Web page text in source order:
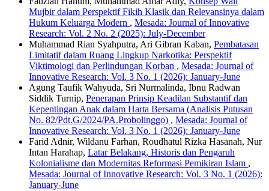
Mujbir dalam Perspektif Fikih Klasik dan Relevansinya dalam
Hukum Keluarga Modern , Mesada: Journal of Innovative
Research: Vol. 2 No. 2 (2025): July-December
Muhammad Rian Syahputra, Ari Gibran Kaban, Pembatasan
Limitatif dalam Ruang Lingkup Narkotika: Perspektif
Viktimologi dan Perlindungan Korban , Mesada: Journal of
Innovative Research: Vol. 3 No. 1 (2026): January-June
Agung Taufik Wahyuda, Sri Nurmalinda, Ibnu Radwan
Siddik Turnip, Penerapan Prinsip Keadilan Substantif dan
Kepentingan Anak dalam Harta Bersama (Analisis Putusan
No. 82/Pdt.G/2024/PA.Probolinggo) , Mesada: Journal of
Innovative Research: Vol. 3 No. 1 (2026): January-June
Farid Adnir, Wildanu Farhan, Roudhatul Rizka Hasanah, Nur
Intan Harahap, Latar Belakang, Historis dan Pengaruh
Kolonialisme dan Modernitas Reformasi Pemikiran Islam ,
Mesada: Journal of Innovative Research: Vol. 3 No. 1 (2026):
January-June